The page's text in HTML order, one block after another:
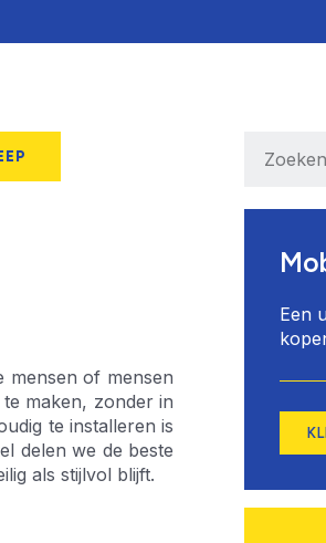
mensen of mensen
maken, zonder in
te installeren is
delen we de beste
als stijlvol blijft.
Een